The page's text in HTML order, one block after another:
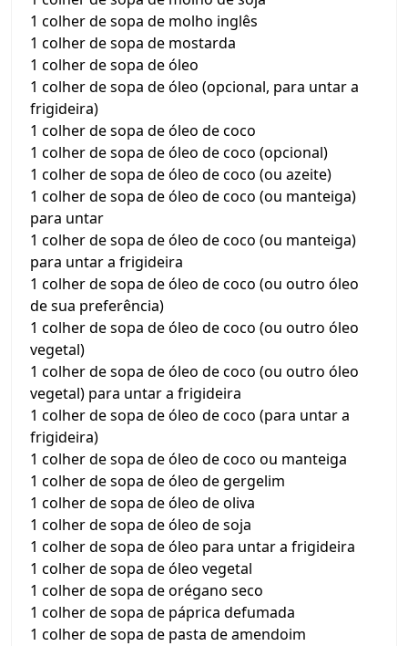
1 colher de sopa de molho inglês
1 colher de sopa de mostarda
1 colher de sopa de óleo
1 colher de sopa de óleo (opcional, para untar a
frigideira)
1 colher de sopa de óleo de coco
1 colher de sopa de óleo de coco (opcional)
1 colher de sopa de óleo de coco (ou azeite)
1 colher de sopa de óleo de coco (ou manteiga)
para untar
1 colher de sopa de óleo de coco (ou manteiga)
para untar a frigideira
1 colher de sopa de óleo de coco (ou outro óleo
de sua preferência)
1 colher de sopa de óleo de coco (ou outro óleo
vegetal)
1 colher de sopa de óleo de coco (ou outro óleo
vegetal) para untar a frigideira
1 colher de sopa de óleo de coco (para untar a
frigideira)
1 colher de sopa de óleo de coco ou manteiga
1 colher de sopa de óleo de gergelim
1 colher de sopa de óleo de oliva
1 colher de sopa de óleo de soja
1 colher de sopa de óleo para untar a frigideira
1 colher de sopa de óleo vegetal
1 colher de sopa de orégano seco
1 colher de sopa de páprica defumada
1 colher de sopa de pasta de amendoim